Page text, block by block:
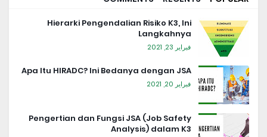
Hierarki Pengendalian Risiko K3, Ini
Langkahnya
فبراير 23, 2021
Apa Itu HIRADC? Ini Bedanya dengan JSA
فبراير 20, 2021
Pengertian dan Fungsi JSA (Job Safety
Analysis) dalam K3